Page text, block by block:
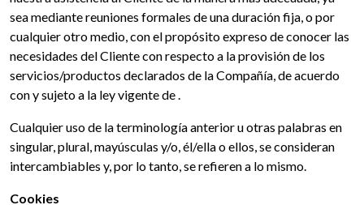
sea mediante reuniones formales de una duración fija, o por
cualquier otro medio, con el propósito expreso de conocer las
necesidades del Cliente con respecto a la provisión de los
servicios/productos declarados de la Compañía, de acuerdo
con y sujeto a la ley vigente de .
Cualquier uso de la terminología anterior u otras palabras en
singular, plural, mayúsculas y/o, él/ella o ellos, se consideran
intercambiables y, por lo tanto, se refieren a lo mismo.
Cookies